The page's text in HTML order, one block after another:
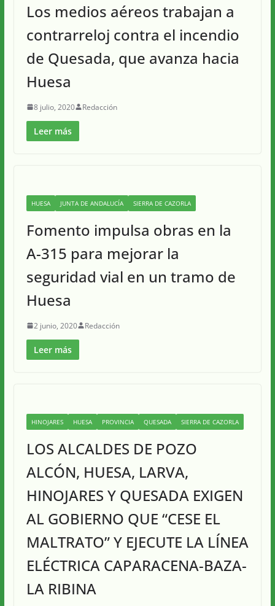
Los medios aéreos trabajan a
contrarreloj contra el incendio
de Quesada, que avanza hacia
Huesa
8 julio, 2020 Redacción
Leer más
HUESA JUNTA DE ANDALUCÍA SIERRA DE CAZORLA
Fomento impulsa obras en la
A-315 para mejorar la
seguridad vial en un tramo de
Huesa
2 junio, 2020 Redacción
Leer más
HINOJARES HUESA PROVINCIA QUESADA SIERRA DE CAZORLA
LOS ALCALDES DE POZO
ALCÓN, HUESA, LARVA,
HINOJARES Y QUESADA EXIGEN
AL GOBIERNO QUE “CESE EL
MALTRATO” Y EJECUTE LA LÍNEA
ELÉCTRICA CAPARACENA-BAZA-
LA RIBINA